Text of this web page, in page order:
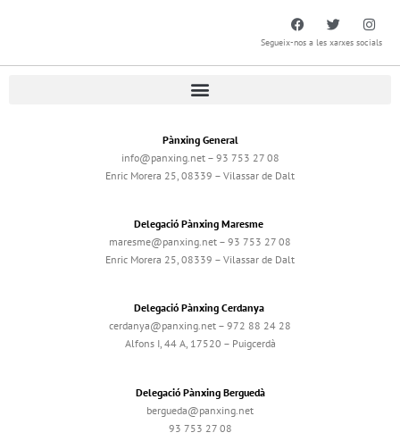
Segueix-nos a les xarxes socials
Pànxing General
info@panxing.net – 93 753 27 08
Enric Morera 25, 08339 – Vilassar de Dalt
Delegació Pànxing Maresme
maresme@panxing.net – 93 753 27 08
Enric Morera 25, 08339 – Vilassar de Dalt
Delegació Pànxing Cerdanya
cerdanya@panxing.net – 972 88 24 28
Alfons I, 44 A, 17520 – Puigcerdà
Delegació Pànxing Berguedà
bergueda@panxing.net
93 753 27 08